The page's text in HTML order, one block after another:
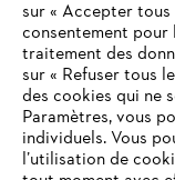
Contact
VOTRE
N'EST
Vous utilisez un
en charge, et
sur « Accepter
consentement
traitement des
sur « Refuser tous
des cookies qui ne
Paramètres, vous
individuels. Vous
l’utilisation de